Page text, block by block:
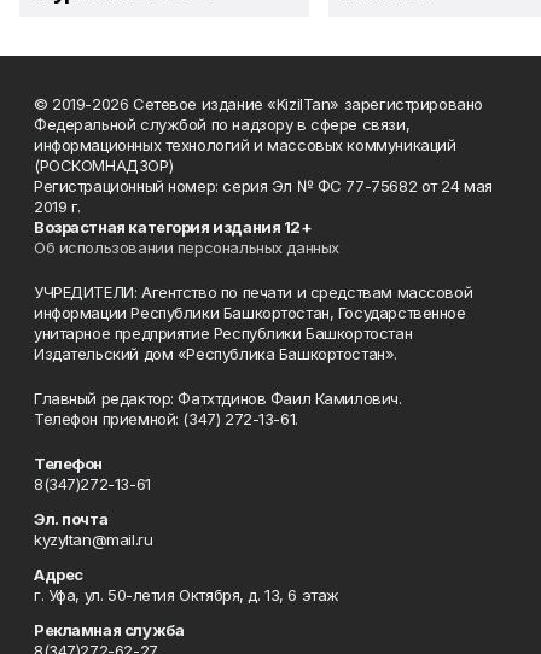
© 2019-2026 Сетевое издание «KizilTan» зарегистрировано
Федеральной службой по надзору в сфере связи,
информационных технологий и массовых коммуникаций
(РОСКОМНАДЗОР)
Регистрационный номер: серия Эл № ФС 77-75682 от 24 мая
2019 г.
Возрастная категория издания 12+
Об использовании персональных данных
УЧРЕДИТЕЛИ: Агентство по печати и средствам массовой
информации Республики Башкортостан, Государственное
унитарное предприятие Республики Башкортостан
Издательский дом «Республика Башкортостан».
Главный редактор: Фатхтдинов Фаил Камилович.
Телефон приемной: (347) 272-13-61.
Телефон
8(347)272-13-61
Эл. почта
kyzyltan@mail.ru
Адрес
г. Уфа, ул. 50-летия Октября, д. 13, 6 этаж
Рекламная служба